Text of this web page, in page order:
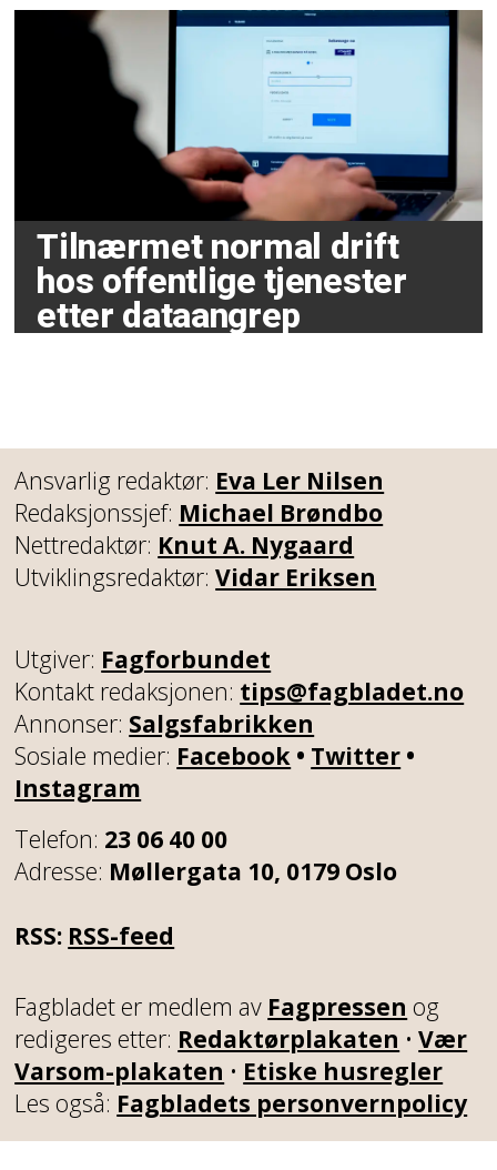
Tilnærmet normal drift
hos offentlige tjenester
etter dataangrep
Ansvarlig redaktør: Eva Ler Nilsen
Redaksjonssjef: Michael Brøndbo
Nettredaktør: Knut A. Nygaard
Utviklingsredaktør:Vidar Eriksen
Utgiver: Fagforbundet
Kontakt redaksjonen: tips@fagbladet.no
Annonser: Salgsfabrikken
Sosiale medier: Facebook • Twitter •
Instagram
Telefon: 23 06 40 00
Adresse: Møllergata 10, 0179 Oslo
RSS: RSS-feed
Fagbladet er medlem av Fagpressen og
redigeres etter: Redaktørplakaten • Vær
Varsom-plakaten • Etiske husregler
Les også: Fagbladets personvernpolicy